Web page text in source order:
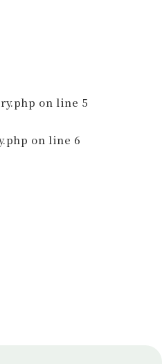
on line 5
on line 6